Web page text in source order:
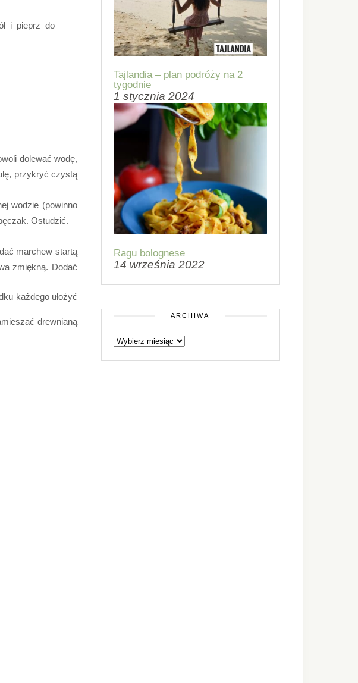
i pieprz do
dolewać wodę,
przykryć czystą
wodzie (powinno
Ostudzić.
marchew startą
zmiękną. Dodać
każdego ułożyć
drewnianą
Tajlandia – plan podróży na 2
tygodnie
1 stycznia 2024
Ragu bolognese
14 września 2022
ARCHIWA